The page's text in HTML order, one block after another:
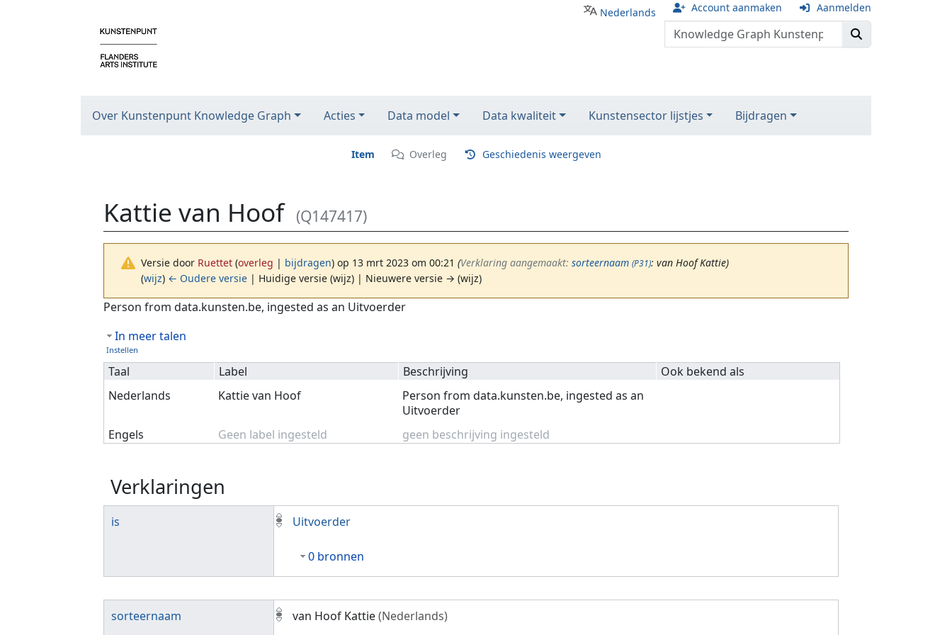
Nederlands Account aanmaken Aanmelden
Over Kunstenpunt Knowledge Graph Acties Data model Data kwaliteit Kunstensector lijstjes Bijdragen
Item Overleg Geschiedenis weergeven
Kattie van Hoof (Q147417)
Versie door Ruettet (overleg | bijdragen) op 13 mrt 2023 om 00:21 (‎Verklaring aangemaakt: sorteernaam (P31): van Hoof Kattie)
(wijz) ← Oudere versie | Huidige versie (wijz) | Nieuwere versie → (wijz)
Ga naar:navigatie,zoeken
Person from data.kunsten.be, ingested as an Uitvoerder
In meer talen
Instellen
Taal Label Beschrijving
Ook bekend als
Nederlands
Kattie van Hoof
Person from data.kunsten.be, ingested as an
Uitvoerder
Engels
Geen label ingesteld geen beschrijving ingesteld
Verklaringen
is Uitvoerder
0 bronnen
sorteernaam van Hoof Kattie(Nederlands)